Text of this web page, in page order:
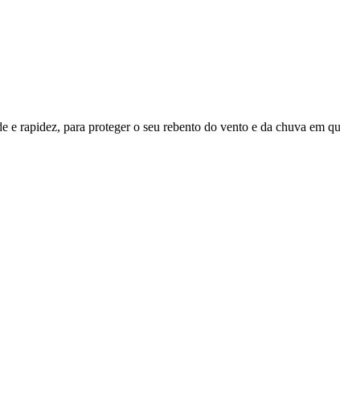
rapidez, para proteger o seu rebento do vento e da chuva em